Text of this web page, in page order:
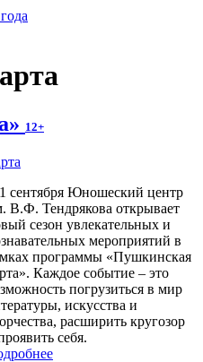
12+
сентября Юношеский центр
В.Ф. Тендрякова открывает
сезон увлекательных и
мероприятий в
программы «Пушкинская
Каждое событие – это
погрузиться в мир
искусства и
расширить кругозор
себя.